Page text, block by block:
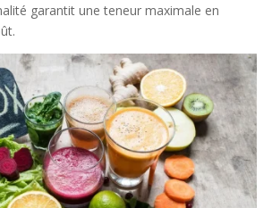
garantit une teneur maximale en